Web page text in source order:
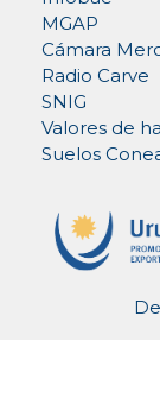
MGAP
Cámara
Radio Carve
SNIG
Valores de
Suelos